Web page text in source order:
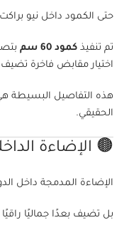
حتى الكمود داخل نيو
تم تنفيذ كمود 60 سم
اختيار مقابض فاخرة
هذه التفاصيل البسيطة
الحقيقي.
🟤 الإضاءة
الإضاءة المدمجة داخل
بل تضيف بعدًا جماليًا